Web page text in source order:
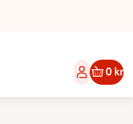
Matfors
0 kr